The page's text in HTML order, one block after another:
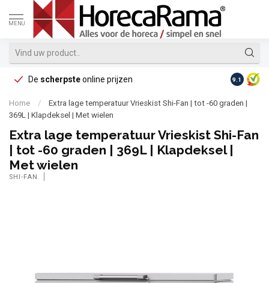
MENU
De scherpsteonline prijzen Op
9.1
Home /
Extra lage temperatuur Vrieskist Shi-Fan | tot -60 graden |
369L | Klapdeksel | Met wielen
Extra lage temperatuur Vrieskist Shi-Fan
| tot -60 graden | 369L | Klapdeksel |
Met wielen
SHI-FAN